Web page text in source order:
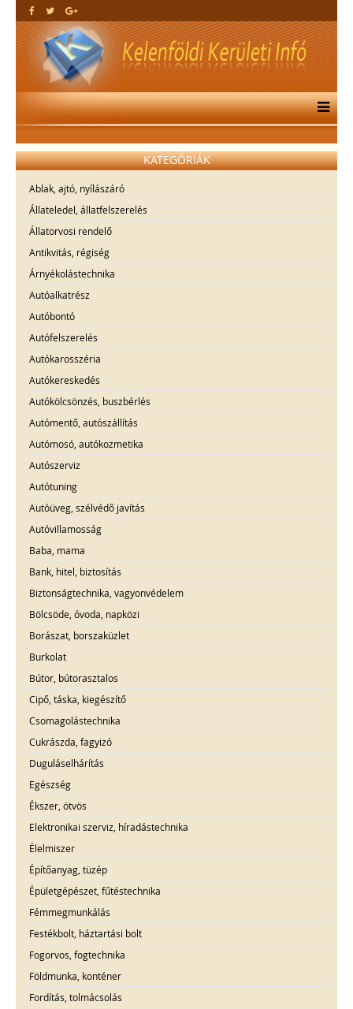
KATEGÓRIÁK
Ablak, ajtó, nyílászáró
Állateledel, állatfelszerelés
Állatorvosi rendelő
Antikvitás, régiség
Árnyékolástechnika
Autóalkatrész
Autóbontó
Autófelszerelés
Autókarosszéria
Autókereskedés
Autókölcsönzés, buszbérlés
Autómentő, autószállítás
Autómosó, autókozmetika
Autószerviz
Autótuning
Autóüveg, szélvédő javítás
Autóvillamosság
Baba, mama
Bank, hitel, biztosítás
Biztonságtechnika, vagyonvédelem
Bölcsöde, óvoda, napközi
Borászat, borszaküzlet
Burkolat
Bútor, bútorasztalos
Cipő, táska, kiegészítő
Csomagolástechnika
Cukrászda, fagyizó
Duguláselhárítás
Egészség
Ékszer, ötvös
Elektronikai szerviz, híradástechnika
Élelmiszer
Építőanyag, tüzép
Épületgépészet, fűtéstechnika
Fémmegmunkálás
Festékbolt, háztartási bolt
Fogorvos, fogtechnika
Földmunka, konténer
Fordítás, tolmácsolás